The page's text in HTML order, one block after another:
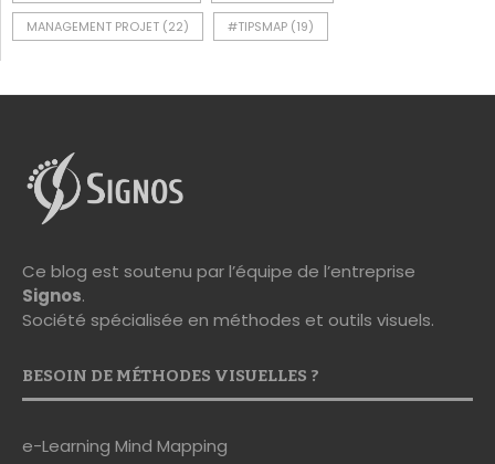
MANAGEMENT PROJET (22) #TIPSMAP (19)
Ce blog est soutenu par l’équipe de l’entreprise
Signos.
Société spécialisée en méthodes et outils visuels.
BESOIN DE MÉTHODES VISUELLES ?
e-Learning Mind Mapping